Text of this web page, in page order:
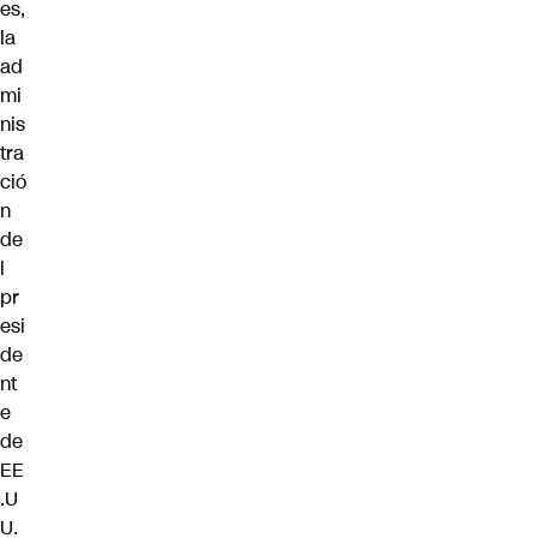
es,
la
ad
mi
nis
tra
ció
n
de
l
pr
esi
de
nt
e
de
EE
.U
U.